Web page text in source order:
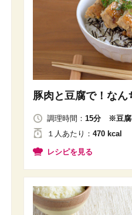
豚肉と豆腐で！な
調理時間： 15分 ※豆腐
１人あたり ： 470 kcal
レシピを見る